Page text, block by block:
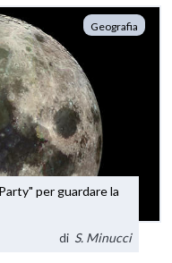
Geografia
per guardare la
di S. Minucci